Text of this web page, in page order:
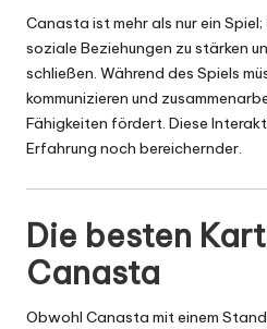
Canasta ist mehr als nur ein
soziale Beziehungen zu stärken
schließen. Während des Spiels
kommunizieren und
Fähigkeiten fördert. Diese
Erfahrung noch bereichernder.
Die besten
Canasta
Obwohl Canasta mit einem